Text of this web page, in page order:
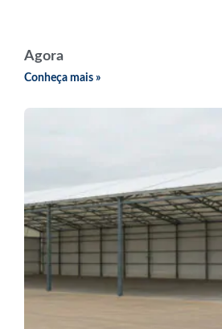
Agora
Conheça mais »